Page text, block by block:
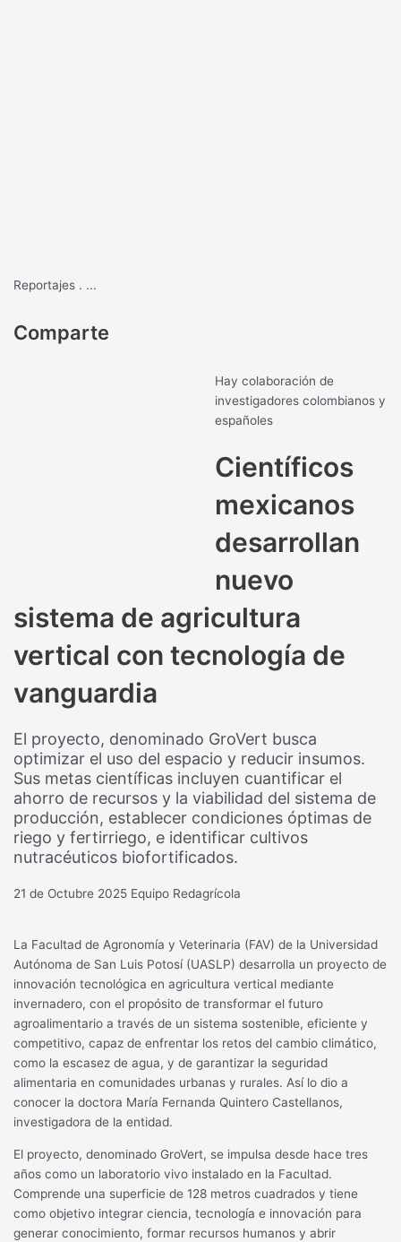
Reportajes . ...
Comparte
Hay colaboración de
investigadores colombianos y
españoles
Científicos
mexicanos
desarrollan
nuevo
sistema de agricultura
vertical con tecnología de
vanguardia
El proyecto, denominado GroVert busca
optimizar el uso del espacio y reducir insumos.
Sus metas científicas incluyen cuantificar el
ahorro de recursos y la viabilidad del sistema de
producción, establecer condiciones óptimas de
riego y fertirriego, e identificar cultivos
nutracéuticos biofortificados.
21 de Octubre 2025 Equipo Redagrícola
La Facultad de Agronomía y Veterinaria (FAV) de la Universidad
Autónoma de San Luis Potosí (UASLP) desarrolla un proyecto de
innovación tecnológica en agricultura vertical mediante
invernadero, con el propósito de transformar el futuro
agroalimentario a través de un sistema sostenible, eficiente y
competitivo, capaz de enfrentar los retos del cambio climático,
como la escasez de agua, y de garantizar la seguridad
alimentaria en comunidades urbanas y rurales. Así lo dio a
conocer la doctora María Fernanda Quintero Castellanos,
investigadora de la entidad.
El proyecto, denominado GroVert, se impulsa desde hace tres
años como un laboratorio vivo instalado en la Facultad.
Comprende una superficie de 128 metros cuadrados y tiene
como objetivo integrar ciencia, tecnología e innovación para
generar conocimiento, formar recursos humanos y abrir